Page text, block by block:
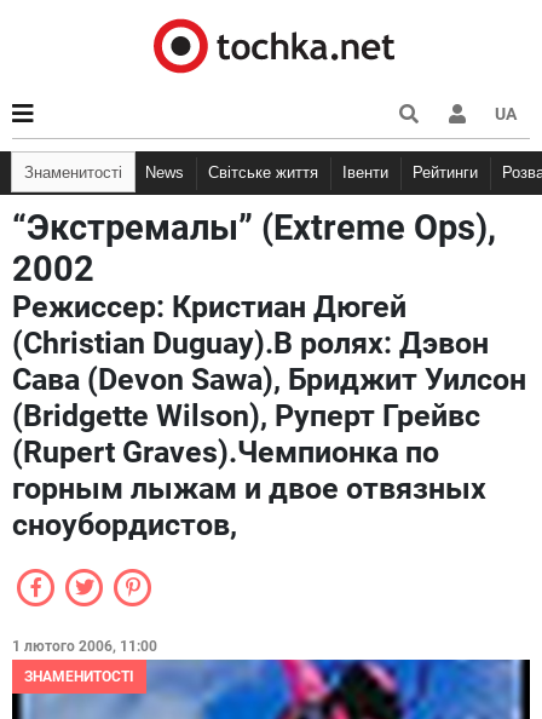
UA
Знаменитості News Світське життя Івенти Рейтинги
“Экстремалы” (Extreme Ops),
2002
Режиссер: Кристиан Дюгей
(Christian Duguay).В ролях: Дэвон
Сава (Devon Sawa), Бриджит Уилсон
(Bridgette Wilson), Руперт Грейвс
(Rupert Graves).Чемпионка по
горным лыжам и двое отвязных
сноубордистов,
1 лютого 2006, 11:00
ЗНАМЕНИТОСТІ